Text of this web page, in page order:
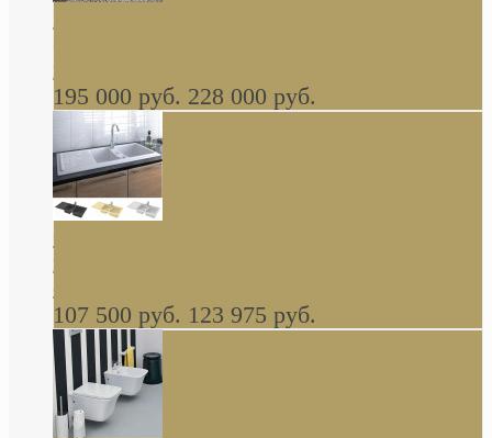
Butterfly Scarabeo КОМПЛЕКТ санфаянса
глянцевая платина В НАЛИЧИИ
195 000 руб. 228 000 руб.
керамическая мойка 1160 x 510 мм белая,
серая, черная, бежевая В НАЛИЧИИ
107 500 руб. 123 975 руб.